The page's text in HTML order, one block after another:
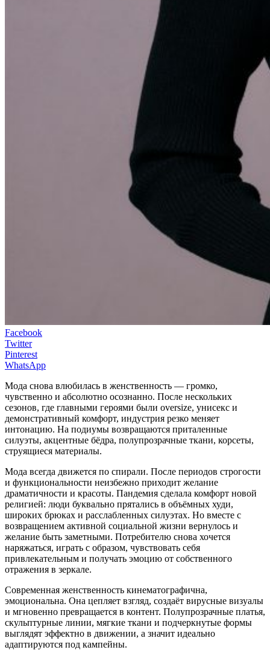
Facebook
Twitter
Pinterest
WhatsApp
Мода снова влюбилась в женственность — громко,
чувственно и абсолютно осознанно. После нескольких
сезонов, где главными героями были oversize, унисекс и
демонстративный комфорт, индустрия резко меняет
интонацию. На подиумы возвращаются приталенные
силуэты, акцентные бёдра, полупрозрачные ткани, корсеты,
струящиеся материалы.
Мода всегда движется по спирали. После периодов строгости
и функциональности неизбежно приходит желание
драматичности и красоты. Пандемия сделала комфорт новой
религией: люди буквально прятались в объёмных худи,
широких брюках и расслабленных силуэтах. Но вместе с
возвращением активной социальной жизни вернулось и
желание быть заметными. Потребителю снова хочется
наряжаться, играть с образом, чувствовать себя
привлекательным и получать эмоцию от собственного
отражения в зеркале.
Современная женственность кинематографична,
эмоциональна. Она цепляет взгляд, создаёт вирусные визуалы
и мгновенно превращается в контент. Полупрозрачные платья,
скульптурные линии, мягкие ткани и подчеркнутые формы
выглядят эффектно в движении, а значит идеально
адаптируются под кампейны.